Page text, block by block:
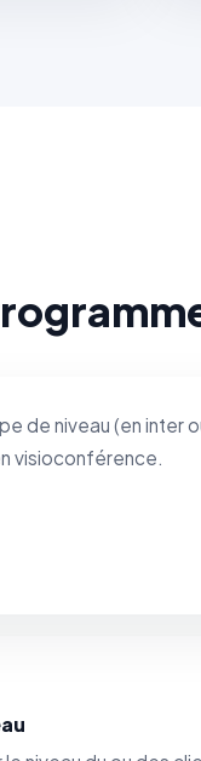
de niveau (en inter
visioconférence.